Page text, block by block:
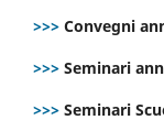
>>> Convegni
>>> Seminari
>>> Seminari